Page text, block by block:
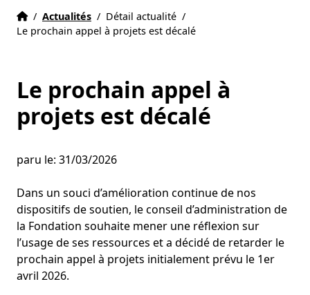
Accueil
Accueil
/ Actualités / Détail actualité /
Le prochain appel à projets est décalé
Le prochain appel à
projets est décalé
paru le: 31/03/2026
Dans un souci d’amélioration continue de nos
dispositifs de soutien, le conseil d’administration de
la Fondation souhaite mener une réflexion sur
l’usage de ses ressources et a décidé de retarder le
prochain appel à projets initialement prévu le 1er
avril 2026.